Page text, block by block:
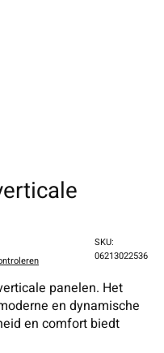
SKU:
06213022536
panelen. Het
en dynamische
en comfort biedt